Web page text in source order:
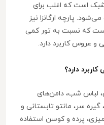
است که اغلب برای
پارچه ارگانزا نیز
است که نسبت به تور کمی
عروس کاربرد دارد.
لباس شب، دامن‌های
سر، مانتو تابستانی و
پرده و کوسن استفاده